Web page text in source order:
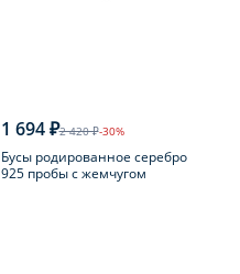
1 694 ₽2 420 ₽-30%
Бусы родированное серебро
925 пробы с жемчугом